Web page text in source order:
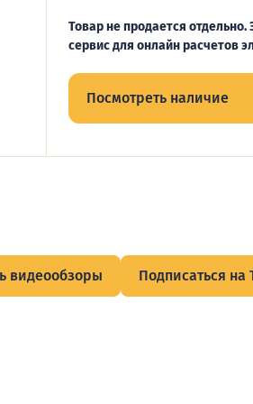
Товар не продается
сервис для онлайн расчетов
Посмотреть наличие
видеообзоры Подписаться на